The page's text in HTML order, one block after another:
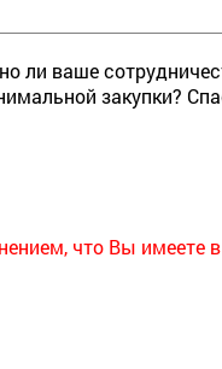
ли ваше
закупки?
что Вы